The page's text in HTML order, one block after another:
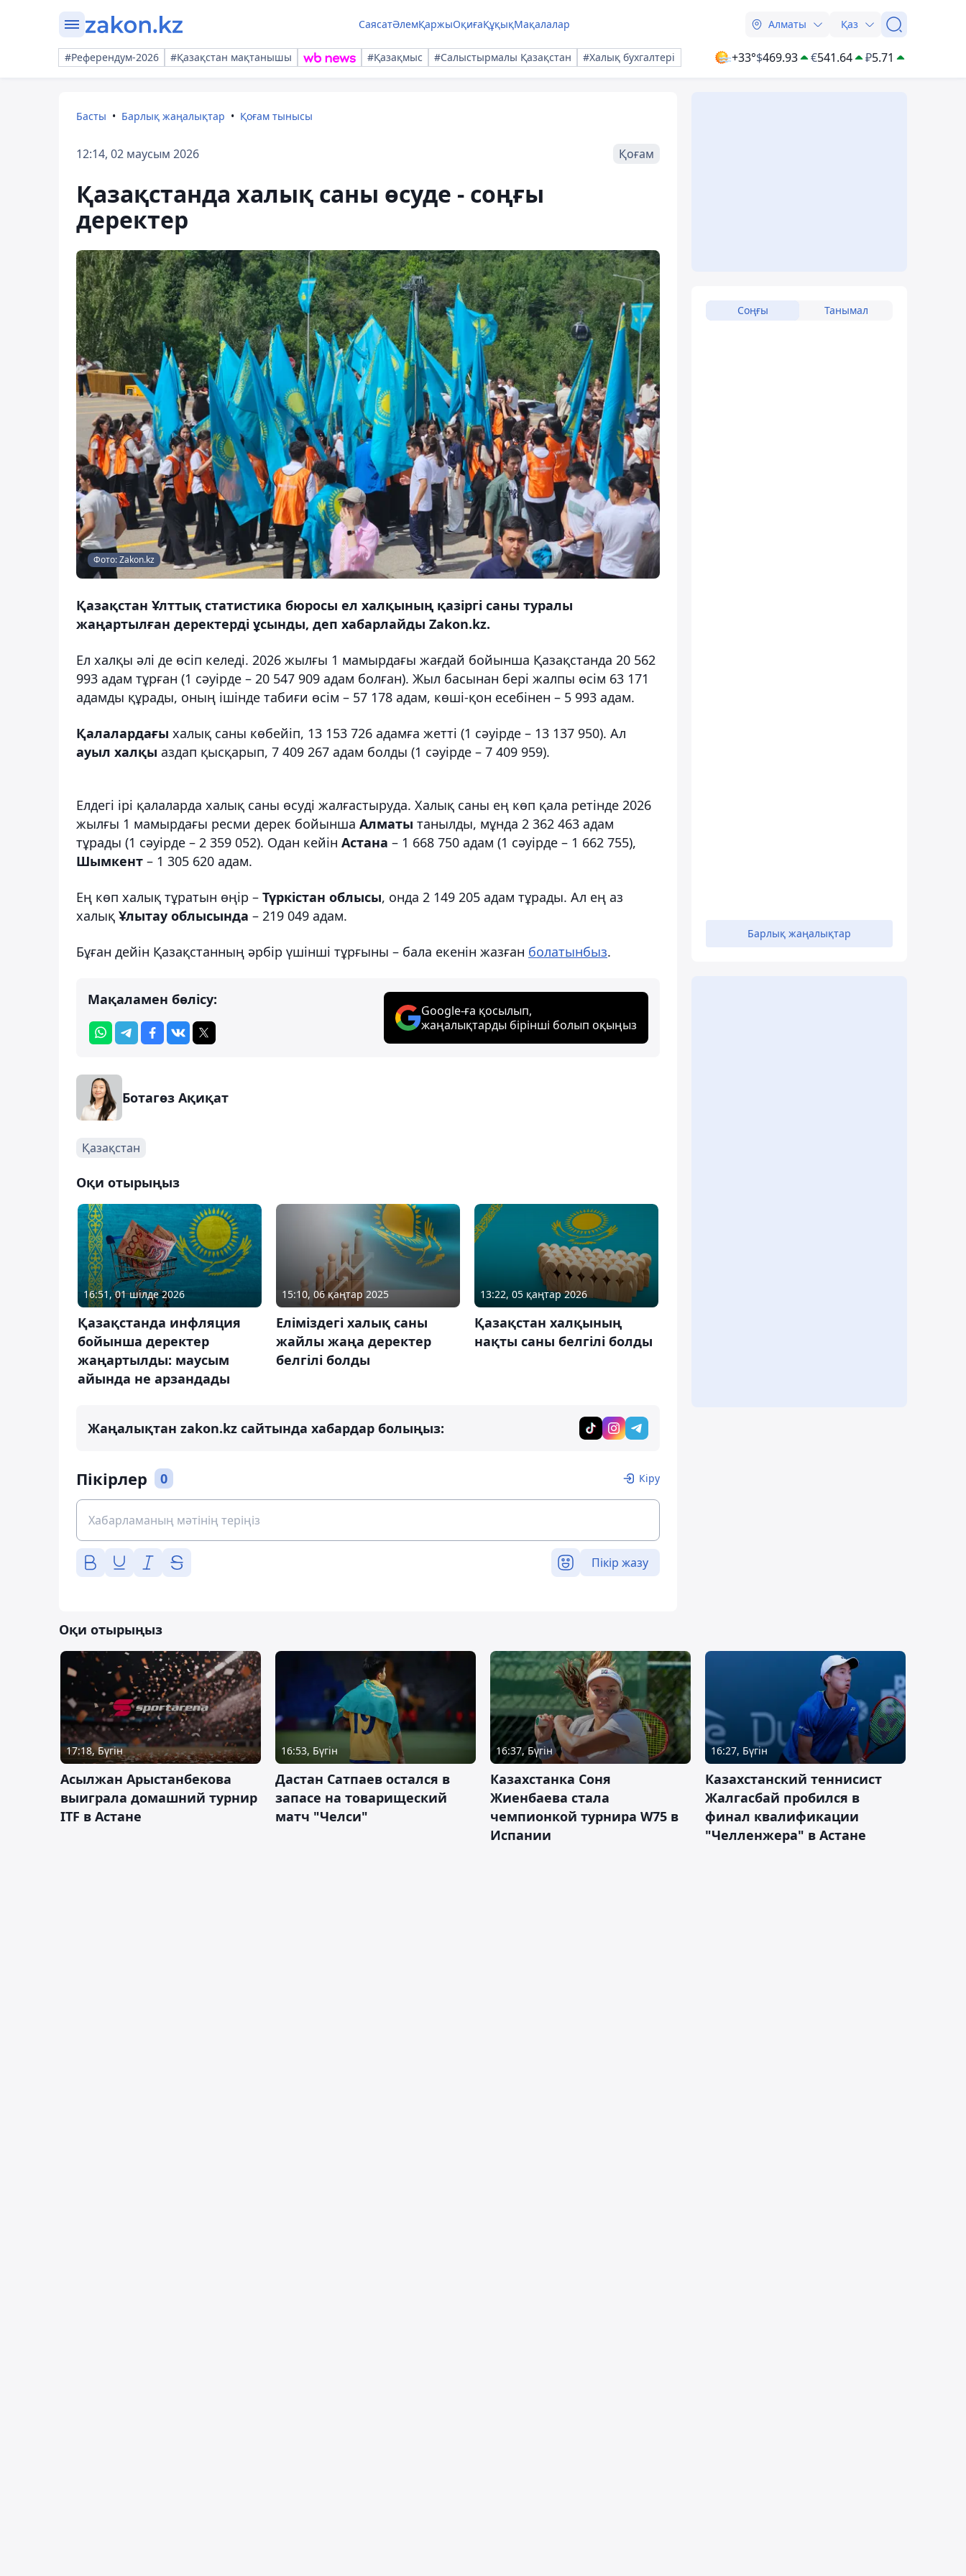
СаясатӘлемҚаржыОқиғаҚұқықМақалалар Алматы Қаз
#Референдум-2026 #Қазақстан мақтанышы #Қазақмыс #Салыстырмалы Қазақстан #Халық бухгалтері +33°$469.93 €541.64 ₽5.71
Басты Барлық жаңалықтар Қоғам тынысы
12:14, 02 маусым 2026 Қоғам
Қазақстанда халық саны өсуде - соңғы
деректер
Фото: Zakon.kz
Қазақстан Ұлттық статистика бюросы ел халқының қазіргі саны туралы
жаңартылған деректерді ұсынды, деп хабарлайды Zakon.kz.
Ел халқы әлі де өсіп келеді. 2026 жылғы 1 мамырдағы жағдай бойынша Қазақстанда 20 562
993 адам тұрған (1 сәуірде – 20 547 909 адам болған). Жыл басынан бері жалпы өсім 63 171
адамды құрады, оның ішінде табиғи өсім – 57 178 адам, көші-қон есебінен – 5 993 адам.
Қалалардағы халық саны көбейіп, 13 153 726 адамға жетті (1 сәуірде – 13 137 950). Ал
ауыл халқы аздап қысқарып, 7 409 267 адам болды (1 сәуірде – 7 409 959).
Елдегі ірі қалаларда халық саны өсуді жалғастыруда. Халық саны ең көп қала ретінде 2026
жылғы 1 мамырдағы ресми дерек бойынша Алматы танылды, мұнда 2 362 463 адам
тұрады (1 сәуірде – 2 359 052). Одан кейін Астана – 1 668 750 адам (1 сәуірде – 1 662 755),
Шымкент – 1 305 620 адам.
Ең көп халық тұратын өңір – Түркістан облысы, онда 2 149 205 адам тұрады. Ал ең аз
халық Ұлытау облысында – 219 049 адам.
Бұған дейін Қазақстанның әрбір үшінші тұрғыны – бала екенін жазған болатынбыз.
Мақаламен бөлісу:
Google-ға қосылып,
жаңалықтарды бірінші болып оқыңыз
Ботагөз Ақиқат
Қазақстан
Оқи отырыңыз
16:51, 01 шілде 2026
Қазақстанда инфляция
бойынша деректер
жаңартылды: маусым
айында не арзандады
15:10, 06 қаңтар 2025
Еліміздегі халық саны
жайлы жаңа деректер
белгілі болды
13:22, 05 қаңтар 2026
Қазақстан халқының
нақты саны белгілі болды
Жаңалықтан zakon.kz сайтында хабардар болыңыз:
Пікірлер 0 Кіру
Пікір жазу
Соңғы Танымал
Барлық жаңалықтар
Оқи отырыңыз
17:18, Бүгін
Асылжан Арыстанбекова
выиграла домашний турнир
ITF в Астане
16:53, Бүгін
Дастан Сатпаев остался в
запасе на товарищеский
матч "Челси"
16:37, Бүгін
Казахстанка Соня
Жиенбаева стала
чемпионкой турнира W75 в
Испании
16:27, Бүгін
Казахстанский теннисист
Жалгасбай пробился в
финал квалификации
"Челленжера" в Астане